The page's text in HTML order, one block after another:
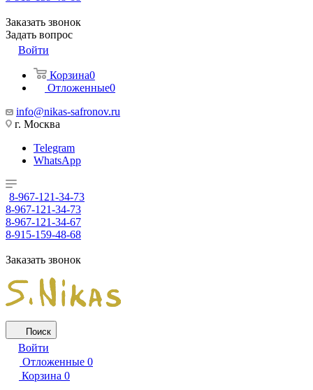
Заказать звонок
Задать вопрос
Войти
Корзина0
Отложенные0
info@nikas-safronov.ru
г. Москва
Telegram
WhatsApp
8-967-121-34-73
8-967-121-34-73
8-967-121-34-67
8-915-159-48-68
Заказать звонок
Поиск
Войти
Отложенные 0
Корзина 0